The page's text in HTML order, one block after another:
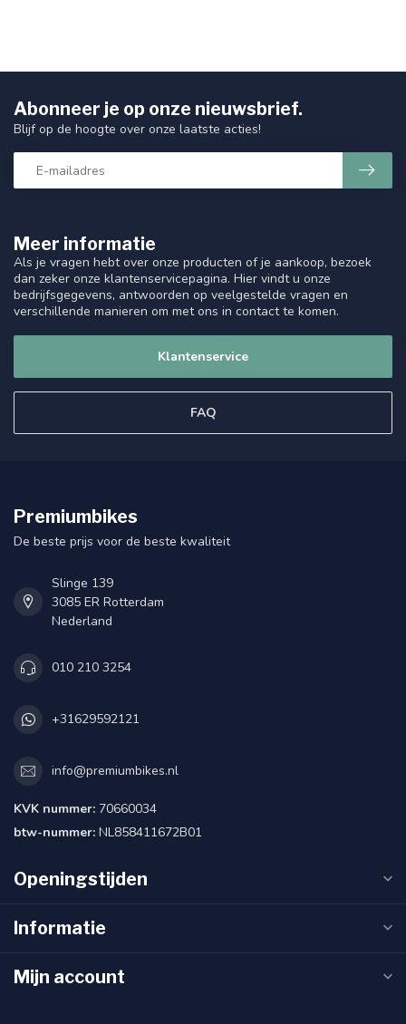
Meer informatie
Als je vragen hebt over onze producten of je aankoop, bezoek
dan zeker onze klantenservicepagina. Hier vindt u onze
bedrijfsgegevens, antwoorden op veelgestelde vragen en
verschillende manieren om met ons in contact te komen.
Klantenservice
FAQ
Abonneer je op onze nieuwsbrief.
Blijf op de hoogte over onze laatste acties!
Premiumbikes
De beste prijs voor de beste kwaliteit
Slinge 139
3085 ER Rotterdam
Nederland
010 210 3254
+31629592121
info@premiumbikes.nl
KVK nummer: 70660034
btw-nummer: NL858411672B01
Openingstijden
Informatie
Mijn account